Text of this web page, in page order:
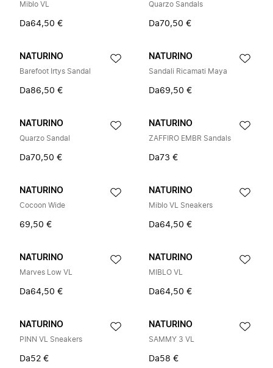
Miblo VL
Da64,50 €
Quarzo Sandals
Da70,50 €
NATURINO
Barefoot Irtys Sandal
Da86,50 €
NATURINO
Sandali Ricamati Maya
Da69,50 €
NATURINO
Quarzo Sandal
Da70,50 €
NATURINO
ZAFFIRO EMBR Sandals
Da73 €
NATURINO
Cocoon Wide
69,50 €
NATURINO
Miblo VL Sneakers
Da64,50 €
NATURINO
Marves Low VL
Da64,50 €
NATURINO
MIBLO VL
Da64,50 €
NATURINO
PINN VL Sneakers
Da52 €
NATURINO
SAMMY 3 VL
Da58 €